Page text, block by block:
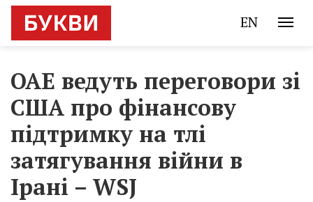
EN
ОАЕ ведуть переговори зі
США про фінансову
підтримку на тлі
затягування війни в
Ірані – WSJ